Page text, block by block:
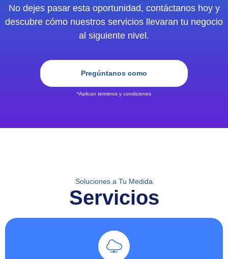
No dejes pasar esta oportunidad, contáctanos hoy y
descubre cómo nuestros servicios llevaran tu negocio
al siguiente nivel.
Pregúntanos como
*Aplican terminos y condiciones
Soluciones a Tu Medida
Servicios